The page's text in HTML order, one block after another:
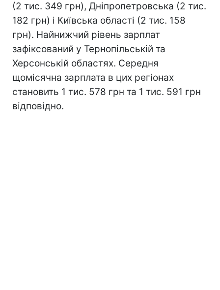
(2 тис. 349 грн), Дніпропетровська (2 тис.
182 грн) і Київська області (2 тис. 158
грн). Найнижчий рівень зарплат
зафіксований у Тернопільській та
Херсонській областях. Середня
щомісячна зарплата в цих регіонах
становить 1 тис. 578 грн та 1 тис. 591 грн
відповідно.